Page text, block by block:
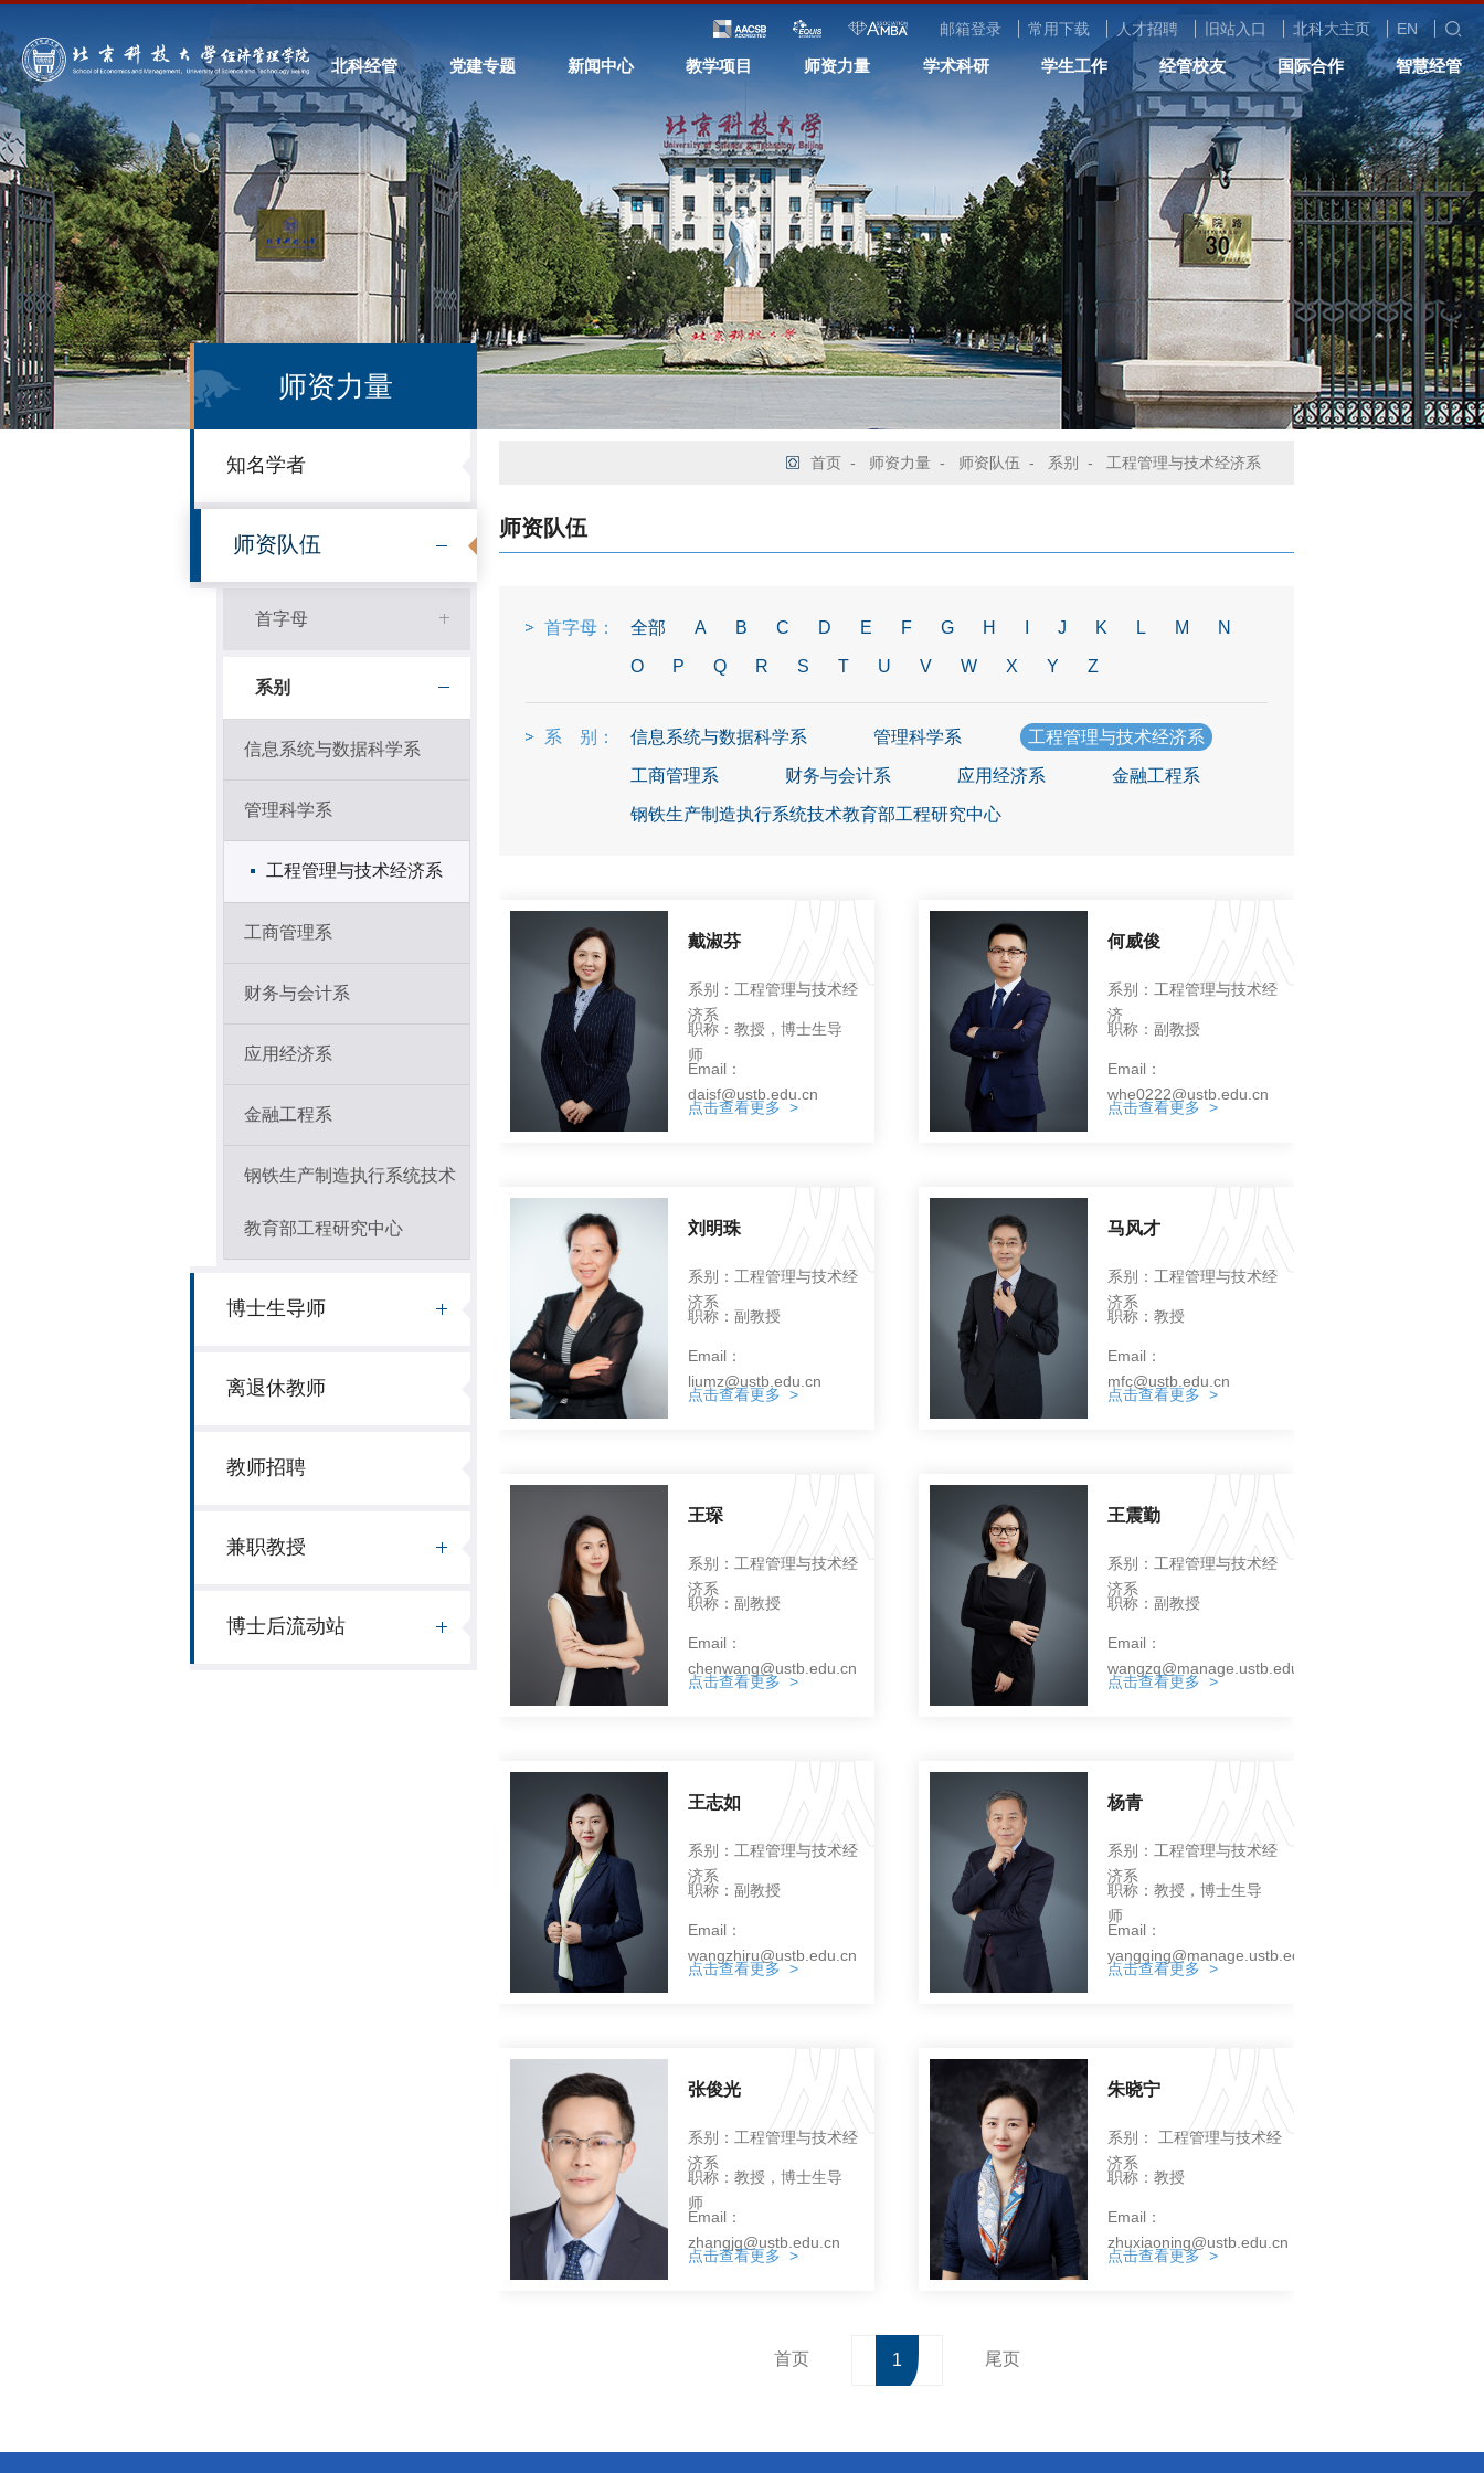
邮箱登录 常用下载 人才招聘 旧站入口 北科大主页 EN
北科经管 党建专题 新闻中心 教学项目 师资力量 学术科研 学生工作 经管校友 国际合作 智慧经管
师资力量
知名学者
师资队伍
首字母
系别
信息系统与数据科学系
管理科学系
工程管理与技术经济系
工商管理系
财务与会计系
应用经济系
金融工程系
钢铁生产制造执行系统技术
教育部工程研究中心
博士生导师
离退休教师
教师招聘
兼职教授
博士后流动站
首页 - 师资力量 - 师资队伍 - 系别 - 工程管理与技术经济系
师资队伍
首字母： 全部 A B C D E F G H J K L M N
O P Q R S T U V W X Y Z
系 别： 信息系统与数据科学系 管理科学系 工程管理与技术经济系
工商管理系 财务与会计系 应用经济系 金融工程系
钢铁生产制造执行系统技术教育部工程研究中心
戴淑芬
系别：工程管理与技术经
济系
职称：教授，博士生导
师
Email：
daisf@ustb.edu.cn
点击查看更多 >
何威俊
系别：工程管理与技术经
济
职称：副教授
Email：
whe0222@ustb.edu.cn
点击查看更多 >
刘明珠
系别：工程管理与技术经
济系
职称：副教授
Email：
liumz@ustb.edu.cn
点击查看更多 >
马风才
系别：工程管理与技术经
济系
职称：教授
Email：
mfc@ustb.edu.cn
点击查看更多 >
王琛
系别：工程管理与技术经
济系
职称：副教授
Email：
chenwang@ustb.edu.cn
点击查看更多 >
王震勤
系别：工程管理与技术经
济系
职称：副教授
Email：
wangzq@manage.ustb.edu.cn
点击查看更多 >
王志如
系别：工程管理与技术经
济系
职称：副教授
Email：
wangzhiru@ustb.edu.cn
点击查看更多 >
杨青
系别：工程管理与技术经
济系
职称：教授，博士生导
师
Email：
yangqing@manage.ustb.edu.cn
点击查看更多 >
张俊光
系别：工程管理与技术经
济系
职称：教授，博士生导
师
Email：
zhangjg@ustb.edu.cn
点击查看更多 >
朱晓宁
系别： 工程管理与技术经
济系
职称：教授
Email：
zhuxiaoning@ustb.edu.cn
点击查看更多 >
首页 1 尾页